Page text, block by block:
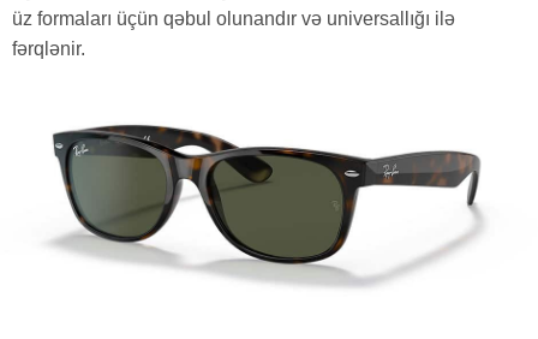
üz formaları üçün qəbul olunandır və universallığı ilə
fərqlənir.